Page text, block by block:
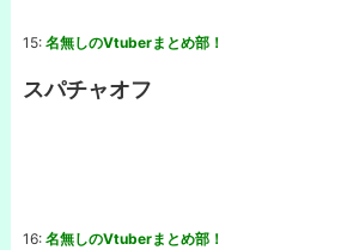
15: 名無しのVtuberまとめ部！
スパチャオフ
16: 名無しのVtuberまとめ部！